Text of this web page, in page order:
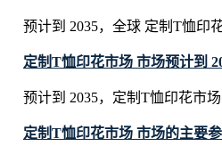
预计到 2035，全球 定制T恤印
定制T恤印花市场 市场预计到
预计到 2035，定制T恤印花市
定制T恤印花市场 市场的主要参